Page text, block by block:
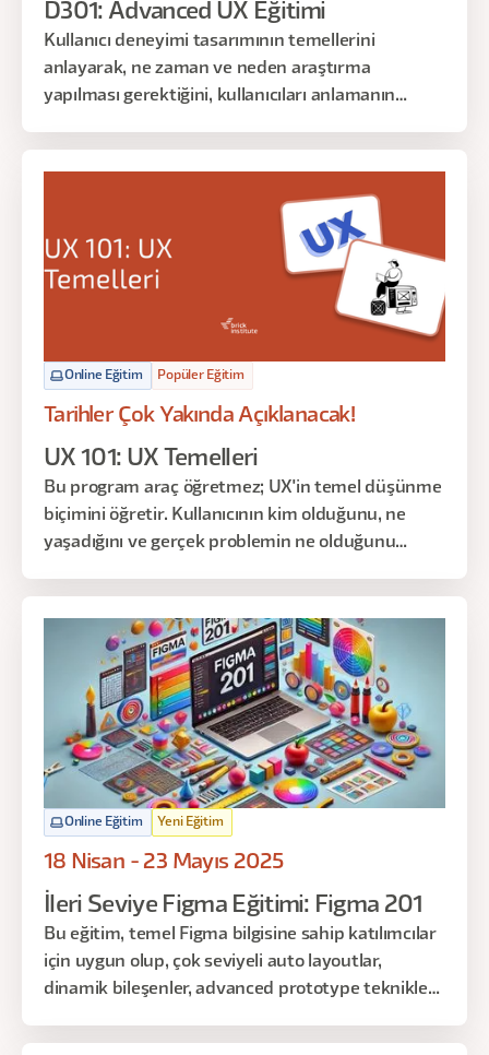
D301: Advanced UX Eğitimi
Kullanıcı deneyimi tasarımının temellerini
anlayarak, ne zaman ve neden araştırma
yapılması gerektiğini, kullanıcıları anlamanın
empati oluşturulduğunu keşfetmek istiyorsanız,
Online Eğitim Popüler Eğitim
Tarihler Çok Yakında Açıklanacak!
UX 101: UX Temelleri
Bu program araç öğretmez; UX'in temel düşünme
biçimini öğretir. Kullanıcının kim olduğunu, ne
yaşadığını ve gerçek problemin ne olduğunu
araştırma gibi kavramları ezberletmek yerine
bunların neden var olduğunu ve nasıl birlikte
çalıştığını gösterir.
Online Eğitim Yeni Eğitim
18 Nisan - 23 Mayıs 2025
İleri Seviye Figma Eğitimi: Figma 201
Bu eğitim, temel Figma bilgisine sahip katılımcılar
için uygun olup, çok seviyeli auto layoutlar,
dinamik bileşenler, advanced prototype teknikleri,
teknikleri, responsive tasarım ve Dev Mode gibi